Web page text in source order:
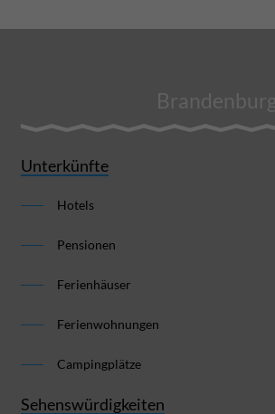
Unterkünfte
Hotels
Pensionen
Ferienhäuser
Ferienwohnungen
Campingplätze
Sehenswürdigkeiten